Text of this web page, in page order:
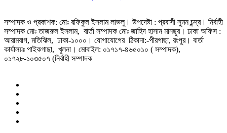
সম্পাদক ও প্রকাশক: মোঃ রফিকুল ইসলাম লাভলু। উপদেষ্টা : প্রবাসী সুমন চন্দ্র। নির্বাহী
সম্পাদক মোঃ তাজরুল‌‌ ইসলাম, বার্তা সম্পাদক মোঃ জাহিদ হাসান মানছুর। ঢাকা অফিস :
আরামবাগ, মতিঝিল, ঢাকা-১০০০। যোগাযোগের ঠিকানা:-পীরগাছা‌, রংপুর। বার্তা
কার্যালয়ঃ পাইকগাছা, খুলনা। মোবাইল: ০১৭১৭-৪৬৫০১০ ( সম্পাদক),
০১৭২৮-১০৩৫০৭ (নির্বাহী সম্পাদক